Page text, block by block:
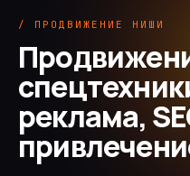
/ ПРОДВИЖЕНИЕ НИШИ
реклама,